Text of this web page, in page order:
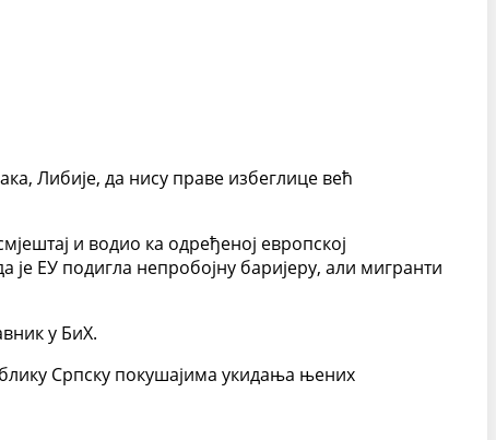
Либије, да нису праве избеглице већ
и водио ка одређеној европској
ЕУ подигла непробојну баријеру, али мигранти
у БиХ.
Српску покушајима укидања њених